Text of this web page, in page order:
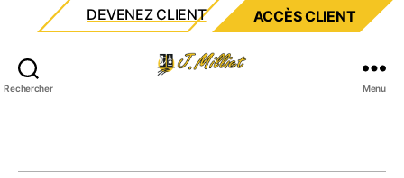
DEVENEZ CLIENT ACCÈS CLIENT
Rechercher Menu